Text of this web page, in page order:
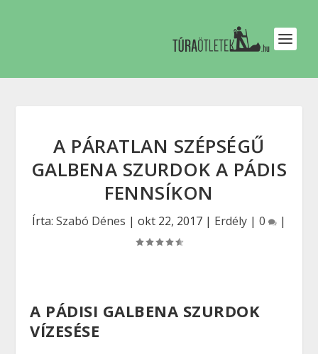
A PÁRATLAN SZÉPSÉGŰ
GALBENA SZURDOK A PÁDIS
FENNSÍKON
Írta: Szabó Dénes | okt 22, 2017 | Erdély | 0 |
A PÁDISI GALBENA SZURDOK
VÍZESÉSE